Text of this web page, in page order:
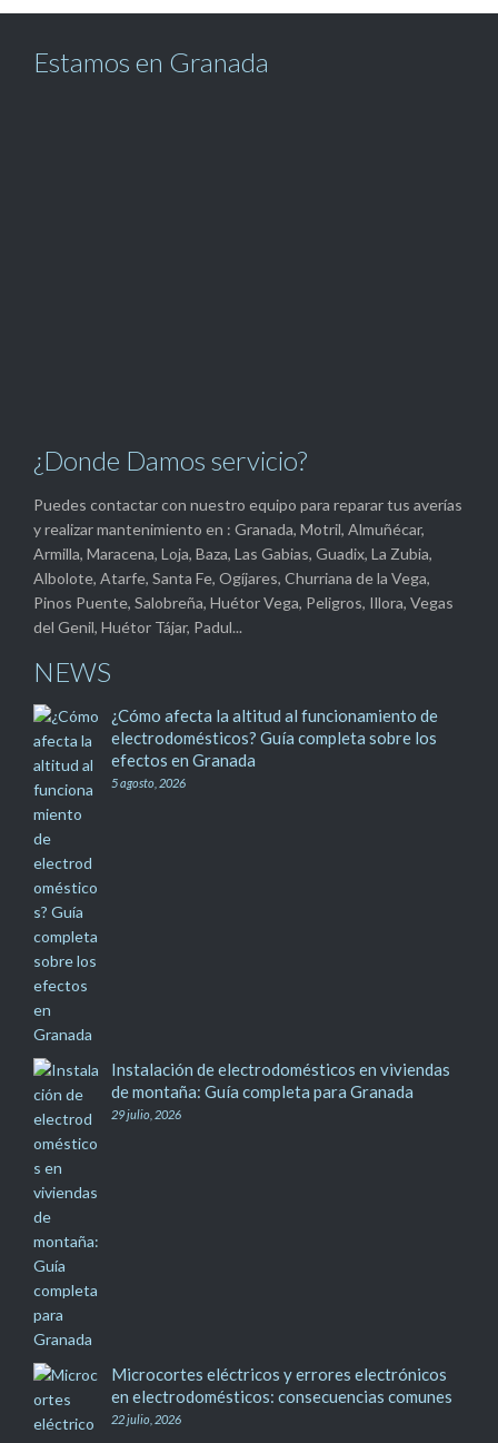
Estamos en Granada
¿Donde Damos servicio?
Puedes contactar con nuestro equipo para reparar tus averías
y realizar mantenimiento en : Granada, Motril, Almuñécar,
Armilla, Maracena, Loja, Baza, Las Gabias, Guadix, La Zubia,
Albolote, Atarfe, Santa Fe, Ogíjares, Churriana de la Vega,
Pinos Puente, Salobreña, Huétor Vega, Peligros, Illora, Vegas
del Genil, Huétor Tájar, Padul...
NEWS
¿Cómo afecta la altitud al funcionamiento de
electrodomésticos? Guía completa sobre los
efectos en Granada
5 agosto, 2026
Instalación de electrodomésticos en viviendas
de montaña: Guía completa para Granada
29 julio, 2026
Microcortes eléctricos y errores electrónicos
en electrodomésticos: consecuencias comunes
22 julio, 2026